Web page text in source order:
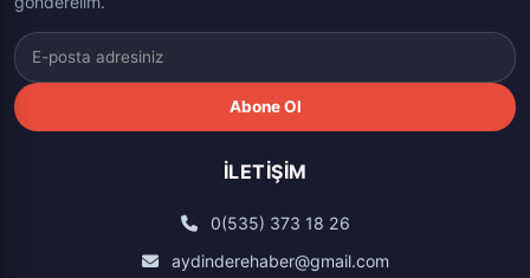
Abone Ol
İLETIŞIM
0(535) 373 18 26
aydinderehaber@gmail.com